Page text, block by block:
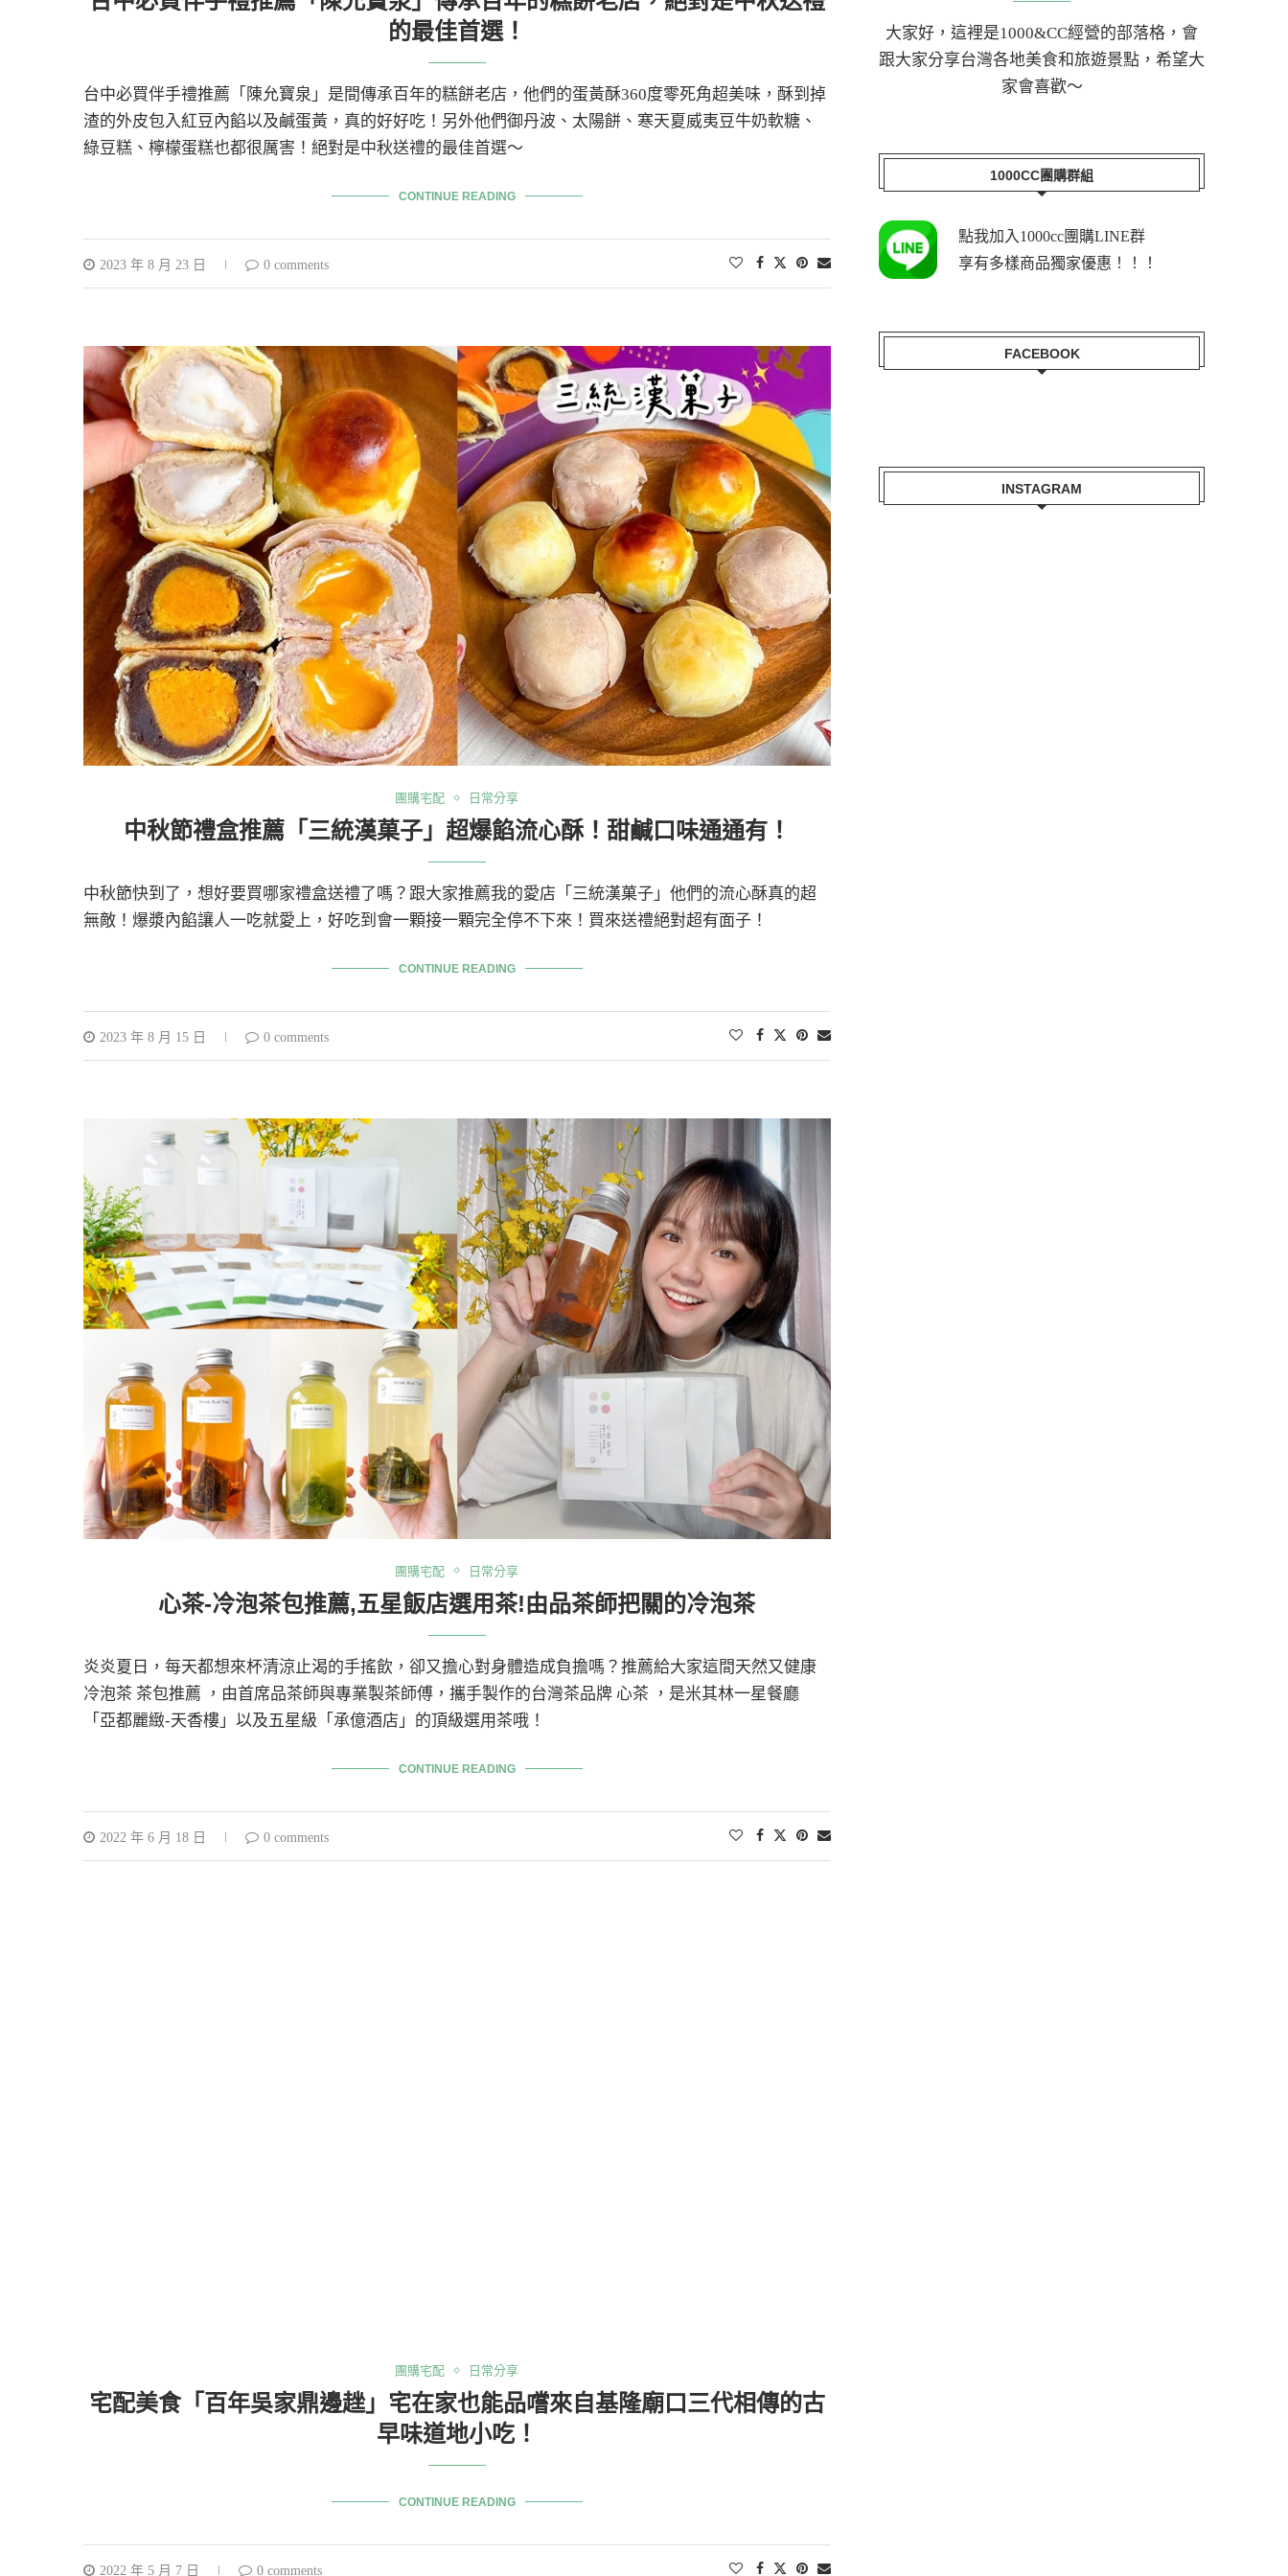
的最佳首選！
台中必買伴手禮推薦「陳允寶泉」是間傳承百年的糕餅老店，他們的蛋黃酥360度零死角超美味，酥到掉
渣的外皮包入紅豆內餡以及鹹蛋黃，真的好好吃！另外他們御丹波、太陽餅、寒天夏威夷豆牛奶軟糖、
綠豆糕、檸檬蛋糕也都很厲害！絕對是中秋送禮的最佳首選～
CONTINUE READING
2023 年 8 月 23 日 0 comments
團購宅配 日常分享
中秋節禮盒推薦「三統漢菓子」超爆餡流心酥！甜鹹口味通通有！
中秋節快到了，想好要買哪家禮盒送禮了嗎？跟大家推薦我的愛店「三統漢菓子」他們的流心酥真的超
無敵！爆漿內餡讓人一吃就愛上，好吃到會一顆接一顆完全停不下來！買來送禮絕對超有面子！
CONTINUE READING
2023 年 8 月 15 日 0 comments
團購宅配 日常分享
心茶-冷泡茶包推薦,五星飯店選用茶!由品茶師把關的冷泡茶
炎炎夏日，每天都想來杯清涼止渴的手搖飲，卻又擔心對身體造成負擔嗎？推薦給大家這間天然又健康
冷泡茶 茶包推薦 ，由首席品茶師與專業製茶師傅，攜手製作的台灣茶品牌 心茶 ，是米其林一星餐廳
「亞都麗緻-天香樓」以及五星級「承億酒店」的頂級選用茶哦！
CONTINUE READING
2022 年 6 月 18 日 0 comments
團購宅配 日常分享
宅配美食「百年吳家鼎邊趖」宅在家也能品嚐來自基隆廟口三代相傳的古
早味道地小吃！
CONTINUE READING
2022 年 5 月 7 日 0 comments
大家好，這裡是1000&CC經營的部落格，會
跟大家分享台灣各地美食和旅遊景點，希望大
家會喜歡～
1000CC團購群組
點我加入1000cc團購LINE群
享有多樣商品獨家優惠！！！
FACEBOOK
INSTAGRAM